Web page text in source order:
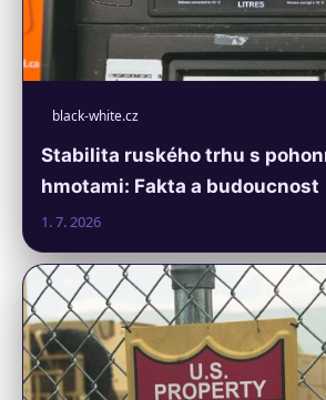
black-white.cz
Stabilita ruského trhu s
hmotami: Fakta a budoucnost
1. 7. 2026